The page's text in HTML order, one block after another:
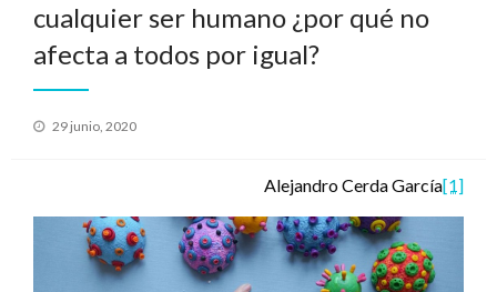
cualquier ser humano ¿por qué no
afecta a todos por igual?
Publicado
29 junio, 2020
Alejandro Cerda García[1]